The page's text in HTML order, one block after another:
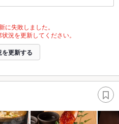
に失敗しました。
況を更新してください。
を更新する